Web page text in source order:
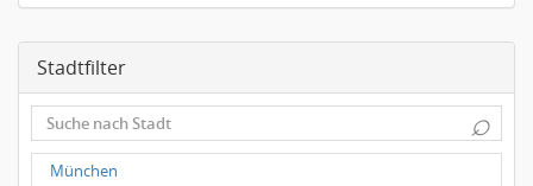
Stadtfilter
⌕
München